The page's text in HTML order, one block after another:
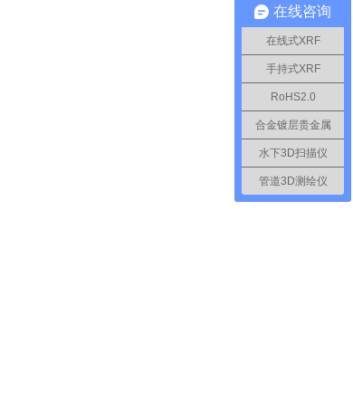
在线咨询
在线式XRF
手持式XRF
RoHS2.0
合金镀层贵金属
水下3D扫描仪
管道3D测绘仪